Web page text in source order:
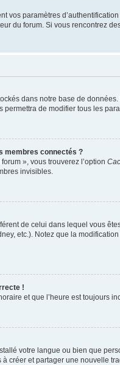
vos paramètres
du forum. Si vous rencontrez
dans notre base de
de modifier tous les
membres connectés ?
», vous trouverez l’option
invisibles.
de celui dans lequel vous
etc.). Notez que la
!
et que l’heure est toujours
votre langue ou bien que
créer et partager une nouvelle